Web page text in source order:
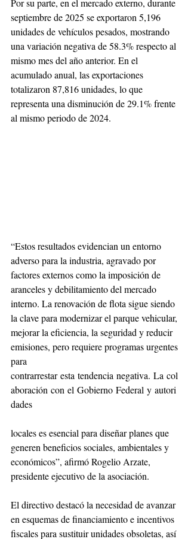
Por su parte, en el mercado externo, durante
septiembre de 2025 se exportaron 5,196
unidades de vehículos pesados, mostrando
una variación negativa de 58.3% respecto al
mismo mes del año anterior. En el
acumulado anual, las exportaciones
totalizaron 87,816 unidades, lo que
representa una disminución de 29.1% frente
al mismo periodo de 2024.
“Estos resultados evidencian un entorno
adverso para la industria, agravado por
factores externos como la imposición de
aranceles y debilitamiento del mercado
interno. La renovación de flota sigue siendo
la clave para modernizar el parque vehicular,
mejorar la eficiencia, la seguridad y reducir
emisiones, pero requiere programas urgentes
para
contrarrestar esta tendencia negativa. La col
aboración con el Gobierno Federal y autori
dades
locales es esencial para diseñar planes que
generen beneficios sociales, ambientales y
económicos”, afirmó Rogelio Arzate,
presidente ejecutivo de la asociación.
El directivo destacó la necesidad de avanzar
en esquemas de financiamiento e incentivos
fiscales para sustituir unidades obsoletas, así